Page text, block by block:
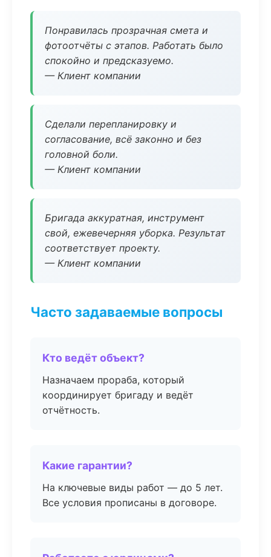
Понравилась прозрачная смета и
фотоотчёты с этапов. Работать было
спокойно и предсказуемо.
— Клиент компании
Сделали перепланировку и
согласование, всё законно и без
головной боли.
— Клиент компании
Бригада аккуратная, инструмент
свой, ежевечерняя уборка. Результат
соответствует проекту.
— Клиент компании
Часто задаваемые вопросы
Кто ведёт объект?
Назначаем прораба, который
координирует бригаду и ведёт
отчётность.
Какие гарантии?
На ключевые виды работ — до 5 лет.
Все условия прописаны в договоре.